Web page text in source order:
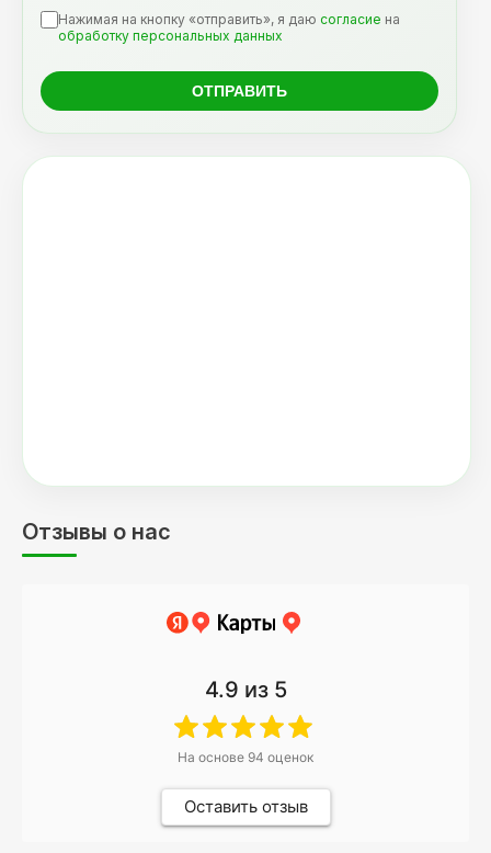
Нажимая на кнопку «отправить», я даю согласие на
обработку персональных данных
Отзывы о нас
4.9 из 5
На основе 94 оценок
Оставить отзыв